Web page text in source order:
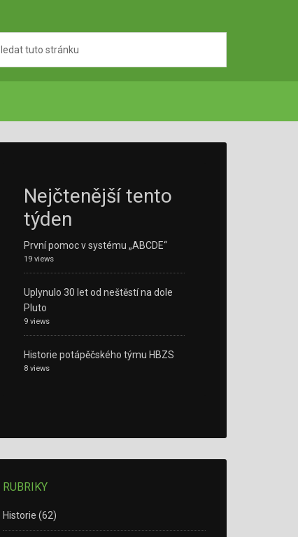
Nejčtenější tento
týden
První pomoc v systému „ABCDE“
19 views
Uplynulo 30 let od neštěstí na dole
Pluto
9 views
Historie potápěčského týmu HBZS
8 views
RUBRIKY
Historie (62)